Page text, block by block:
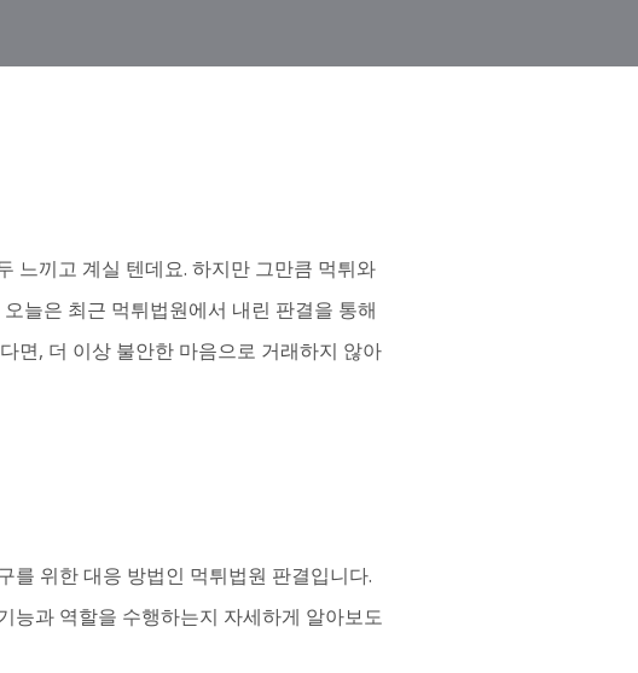
느끼고 계실 텐데요. 하지만 그만큼 먹튀와
늘은 최근 먹튀법원에서 내린 판결을 통해
면, 더 이상 불안한 마음으로 거래하지 않아
를 위한 대응 방법인 먹튀법원 판결입니다.
능과 역할을 수행하는지 자세하게 알아보도